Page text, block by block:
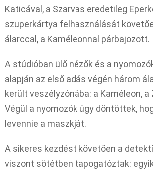
Katicával, a Szarvas eredetileg
szuperkártya felhasználását
álarccal, a Kaméleonnal párbajozott.
A stúdióban ülő nézők és a
alapján az első adás végén három
került veszélyzónába: a Kaméleon, a
Végül a nyomozók úgy döntöttek,
levennie a maszkját.
A sikeres kezdést követően a
viszont sötétben tapogatóztak: